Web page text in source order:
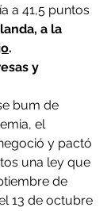
a 41,5 puntos
a la
.
y
bum de
el
y pactó
una ley que
de
13 de octubre